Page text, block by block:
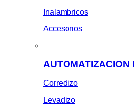
Inalambricos
Accesorios
AUTOMATIZACION
Corredizo
Levadizo